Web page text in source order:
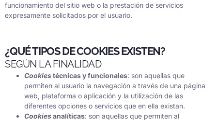
funcionamiento del sitio web o la prestación de servicios
expresamente solicitados por el usuario.
¿QUÉ TIPOS DE COOKIES EXISTEN?
SEGÚN LA FINALIDAD
Cookies técnicas y funcionales: son aquellas que
permiten al usuario la navegación a través de una página
web, plataforma o aplicación y la utilización de las
diferentes opciones o servicios que en ella existan.
Cookies analíticas: son aquellas que permiten al